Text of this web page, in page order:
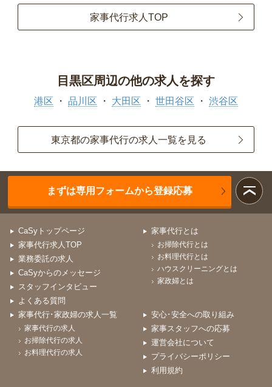
家事代行求人TOP
目黒区周辺の他の求人を探す
港区 品川区 大田区 世田谷区 渋谷区
東京都の家事代行の求人一覧を見る
まずは専用フォームから登録応募
CaSyトップページ
家事代行求人TOP
業務委託の求人
CaSyからのメッセージ
スタッフインタビュー
よくある質問
家事代行とは
お掃除代行とは
お料理代行とは
ハウスクリーニングとは
家政婦とは
家事代行･家政婦の求人一覧
家事代行の求人
お掃除代行の求人
お料理代行の求人
安心･安全への取り組み
家事スタッフへの応募
運営会社について
プライバシーポリシー
利用規約